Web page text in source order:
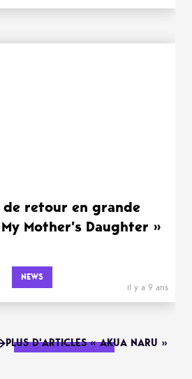
de retour en grande
Mother’s Daughter »
NEWS
il y a 9 ans
PLUS D'ARTICLES « AKUA NARU »